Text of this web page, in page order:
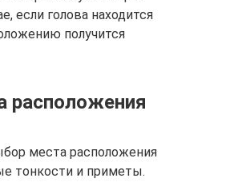
если голова находится
получится
расположения
места расположения
тонкости и приметы.